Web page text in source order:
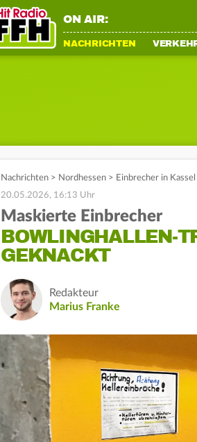
ON AIR:
NACHRICHTEN
Nachrichten > Nordhessen > Einbrecher in
20.05.2026, 16:13 Uhr
Maskierte Einbrecher
BOWLINGHALLEN-
GEKNACKT
Redakteur
Marius Franke